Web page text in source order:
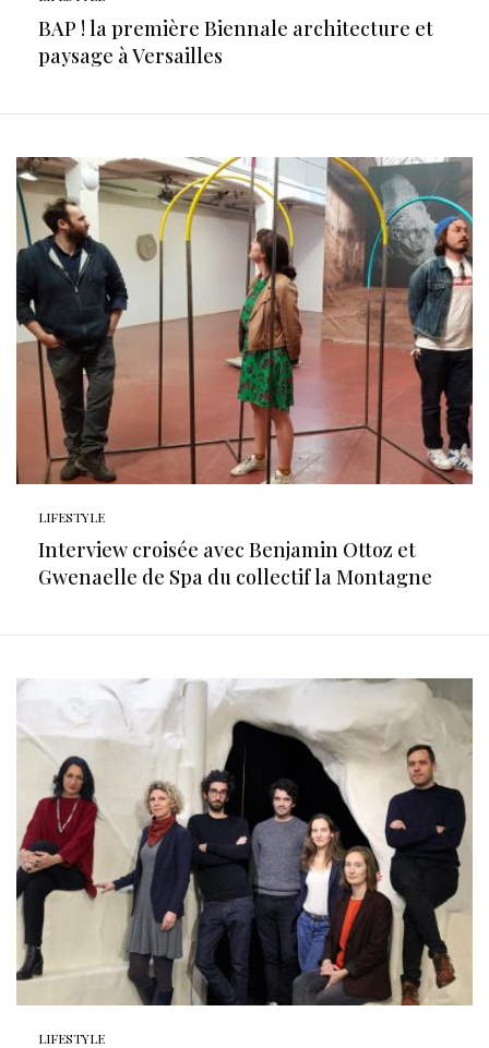
BAP ! la première Biennale architecture et
paysage à Versailles
LIFESTYLE
Interview croisée avec Benjamin Ottoz et
Gwenaelle de Spa du collectif la Montagne
LIFESTYLE